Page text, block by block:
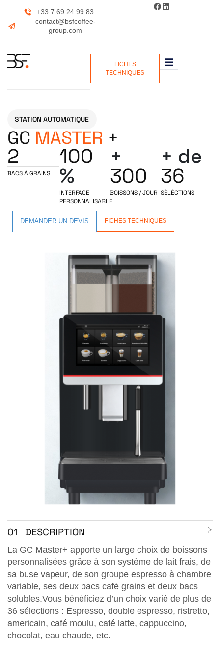
+33 7 69 24 99 83
contact@bsfcoffee-
group.com
FICHES
TECHNIQUES
STATION AUTOMATIQUE
GC MASTER +
2
BACS À GRAINS
100
%
INTERFACE
PERSONNALISABLE
+
300
BOISSONS / JOUR
+ de
36
SÉLÉCTIONS
DEMANDER UN DEVIS FICHES TECHNIQUES
01 DESCRIPTION
La GC Master+ apporte un large choix de boissons
personnalisées grâce à son système de lait frais, de
sa buse vapeur, de son groupe espresso à chambre
variable, ses deux bacs café grains et deux bacs
solubles.Vous bénéficiez d’un choix varié de plus de
36 sélections : Espresso, double espresso, ristretto,
americain, café moulu, café latte, cappuccino,
chocolat, eau chaude, etc.